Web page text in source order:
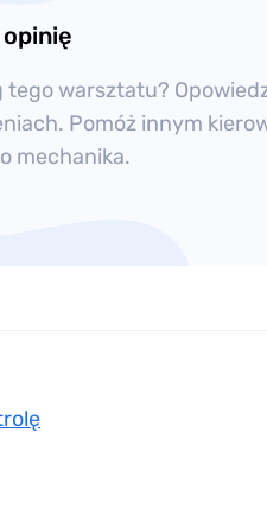
tego warsztatu?
Pomóż innym
mechanika.